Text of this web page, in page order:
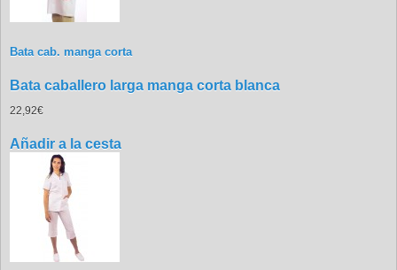
Bata cab. manga corta
Bata caballero larga manga corta blanca
22,92€
Añadir a la cesta